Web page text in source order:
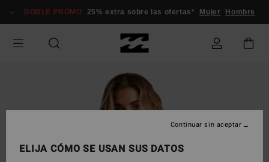
información
DOBLE PROMO 25% extra sobre las ofertas* Mujer Hombre
ELIJA CÓMO SE USAN SUS DATOS
Continuar sin aceptar